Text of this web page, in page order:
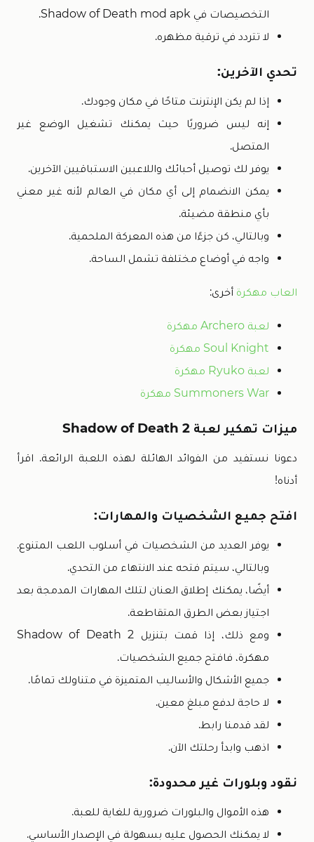
التخصيصات في Shadow of Death mod apk.
لا تتردد في ترقية مظهره.
تحدي الآخرين:
إذا لم يكن الإنترنت متاحًا في مكان وجودك.
إنه ليس ضروريًا حيث يمكنك تشغيل الوضع غير
المتصل.
يوفر لك توصيل أحبائك واللاعبين الاستباقيين الآخرين.
يمكن الانضمام إلى أي مكان في العالم لأنه غير معني
بأي منطقة مضيئة.
وبالتالي، كن جزءًا من هذه المعركة الملحمية.
واجه في أوضاع مختلفة تشمل الساحة.
العاب مهكرة أخرى:
لعبة Archero مهكرة
Soul Knight مهكرة
لعبة Ryuko مهكرة
Summoners War مهكرة
ميزات تهكير لعبة Shadow of Death 2
دعونا نستفيد من الفوائد الهائلة لهذه اللعبة الرائعة. اقرأ
أدناه!
افتح جميع الشخصيات والمهارات:
يوفر العديد من الشخصيات في أسلوب اللعب المتنوع.
وبالتالي، سيتم فتحه عند الانتهاء من التحدي.
أيضًا، يمكنك إطلاق العنان لتلك المهارات المدمجة بعد
اجتياز بعض الطرق المتقاطعة.
ومع ذلك، إذا قمت بتنزيل Shadow of Death 2
مهكرة، فافتح جميع الشخصيات.
جميع الأشكال والأساليب المتميزة في متناولك تمامًا.
لا حاجة لدفع مبلغ معين.
لقد قدمنا ​​رابط.
اذهب وابدأ رحلتك الآن.
نقود وبلورات غير محدودة:
هذه الأموال والبلورات ضرورية للغاية للعبة.
لا يمكنك الحصول عليه بسهولة في الإصدار الأساسي.